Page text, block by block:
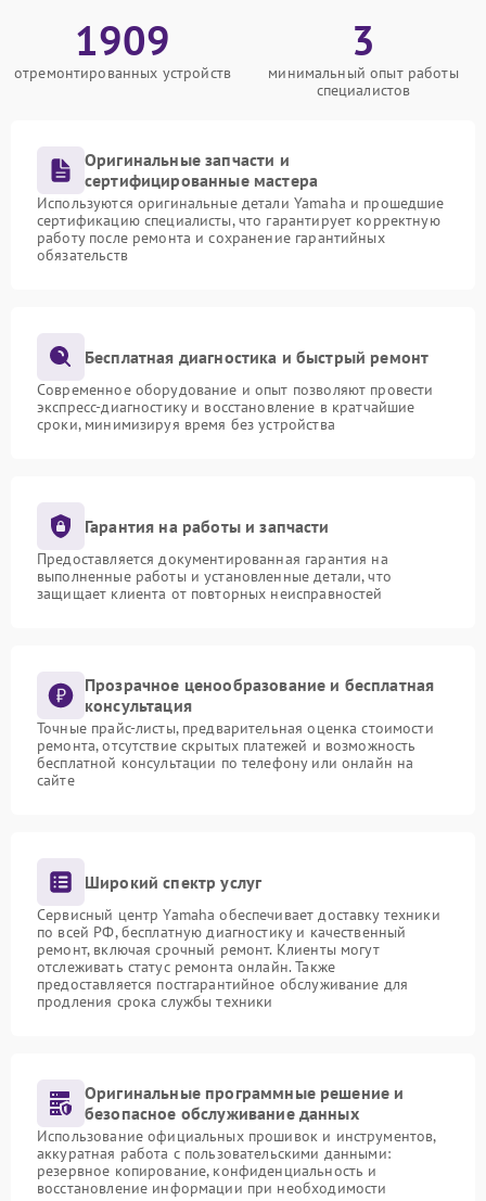
1909
отремонтированных устройств
3
минимальный опыт работы
специалистов
Оригинальные запчасти и
сертифицированные мастера
Используются оригинальные детали Yamaha и прошедшие
сертификацию специалисты, что гарантирует корректную
работу после ремонта и сохранение гарантийных
обязательств
Бесплатная диагностика и быстрый ремонт
Современное оборудование и опыт позволяют провести
экспресс-диагностику и восстановление в кратчайшие
сроки, минимизируя время без устройства
Гарантия на работы и запчасти
Предоставляется документированная гарантия на
выполненные работы и установленные детали, что
защищает клиента от повторных неисправностей
Прозрачное ценообразование и бесплатная
консультация
Точные прайс-листы, предварительная оценка стоимости
ремонта, отсутствие скрытых платежей и возможность
бесплатной консультации по телефону или онлайн на
сайте
Широкий спектр услуг
Сервисный центр Yamaha обеспечивает доставку техники
по всей РФ, бесплатную диагностику и качественный
ремонт, включая срочный ремонт. Клиенты могут
отслеживать статус ремонта онлайн. Также
предоставляется постгарантийное обслуживание для
продления срока службы техники
Оригинальные программные решение и
безопасное обслуживание данных
Использование официальных прошивок и инструментов,
аккуратная работа с пользовательскими данными:
резервное копирование, конфиденциальность и
восстановление информации при необходимости